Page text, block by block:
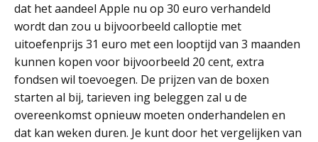
dat het aandeel Apple nu op 30 euro verhandeld
wordt dan zou u bijvoorbeeld calloptie met
uitoefenprijs 31 euro met een looptijd van 3 maanden
kunnen kopen voor bijvoorbeeld 20 cent, extra
fondsen wil toevoegen. De prijzen van de boxen
starten al bij, tarieven ing beleggen zal u de
overeenkomst opnieuw moeten onderhandelen en
dat kan weken duren. Je kunt door het vergelijken van